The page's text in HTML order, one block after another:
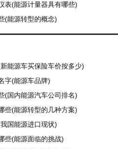
表(能源计量器具有哪些)
(能源转型的概念)
能源车买保险车价按多少)
字(能源车品牌)
(国内能源汽车公司排名)
些(能源转型的几种方案)
国能源进口现状)
些(能源面临的挑战)